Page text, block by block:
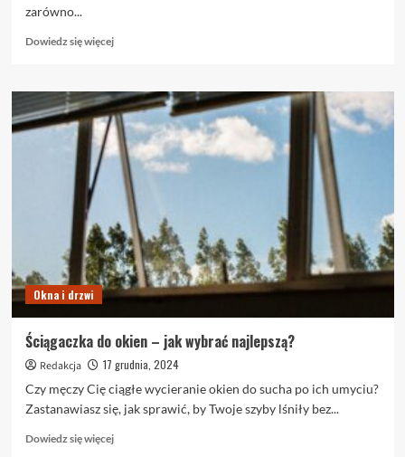
zarówno...
Dowiedz się więcejDowiedz
o
Akcesoria
meblowe
Śląsk
i
Katowice
klucz
do
komfortowych
i
nowoczesnych
wnętrz
Okna i drzwi
Ściągaczka do okien – jak wybrać najlepszą?
Redakcja
17 grudnia, 2024
Czy męczy Cię ciągłe wycieranie okien do sucha po ich umyciu?
Zastanawiasz się, jak sprawić, by Twoje szyby lśniły bez...
Dowiedz się więcejDowiedz